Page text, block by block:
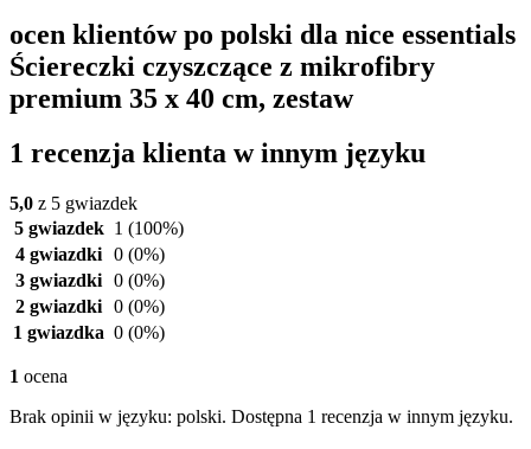
ocen klientów po polski dla nice essentials
Ściereczki czyszczące z mikrofibry
premium 35 x 40 cm, zestaw
1 recenzja klienta w innym języku
5,0 z 5 gwiazdek
5 gwiazdek 1 (100%)
4 gwiazdki 0 (0%)
3 gwiazdki 0 (0%)
2 gwiazdki 0 (0%)
1 gwiazdka 0 (0%)
1 ocena
Brak opinii w języku: polski. Dostępna 1 recenzja w innym języku.